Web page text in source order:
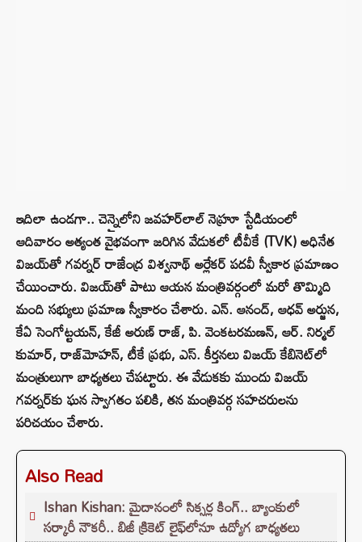
ఇదిలా ఉండగా.. చెన్నైలోని జవహర్‌లాల్ నెహ్రూ స్టేడియంలో
ఆదివారం అత్యంత వైభవంగా జరిగిన వేడుకలో టీవీకే (TVK) అధినేత
విజయ్‌తో గవర్నర్ రాజేంద్ర విశ్వనాథ్ అర్లేకర్ పదవీ స్వీకార ప్రమాణం
చేయించారు. విజయ్‌తో పాటు ఆయన మంత్రివర్గంలో మరో తొమ్మిది
మంది సభ్యులు ప్రమాణ స్వీకారం చేశారు. ఎన్. ఆనంద్, ఆధవ్ అర్జున,
కేఏ సెంగోట్టయన్, కేజీ అరుణ్ రాజ్, పి. వెంకటరమణన్, ఆర్. నిర్మల్
కుమార్, రాజ్‌మోహన్, టీకే ప్రభు, ఎస్. కీర్తనలు విజయ్ కేబినెట్‌లో
మంత్రులుగా బాధ్యతలు చేపట్టారు. ఈ వేడుకకు ముందు విజయ్
గవర్నర్‌కు ఘన స్వాగతం పలికి, తన మంత్రివర్గ సహచరులను
పరిచయం చేశారు.
Also Read
Ishan Kishan: మైదానంలో సిక్సర్ల కింగ్.. బ్యాంకులో
సర్కారీ నౌకరీ.. బిజీ క్రికెట్ లైఫ్‌లోనూ ఉద్యోగ బాధ్యతలు